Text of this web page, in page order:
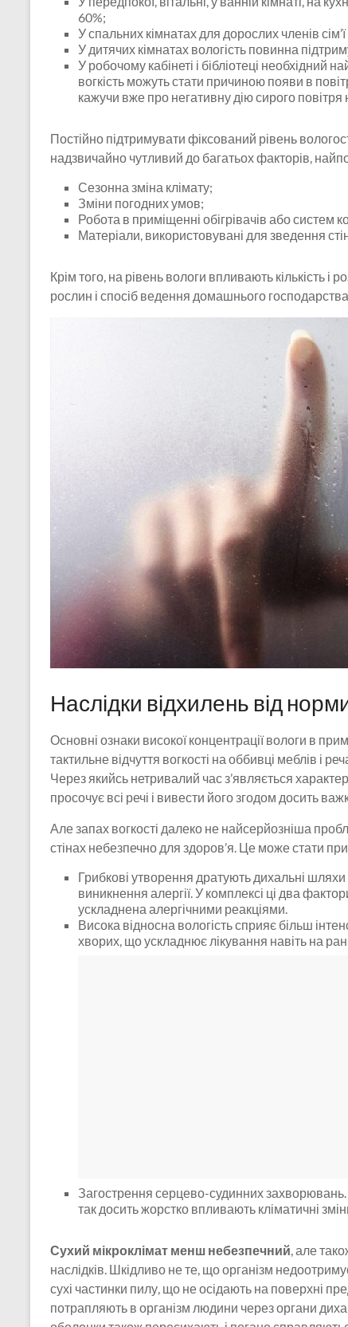
60%;
У спальних кімнатах для дорослих членів
У дитячих кімнатах вологість повинна
У робочому кабінеті і бібліотеці необхідний
вогкість можуть стати причиною появи в
кажучи вже про негативну дію сирого повітря
Постійно підтримувати фіксований рівень
надзвичайно чутливий до багатьох факторів,
Сезонна зміна клімату;
Зміни погодних умов;
Робота в приміщенні обігрівачів або систем
Матеріали, використовувані для зведення
Крім того, на рівень вологи впливають кількість і
рослин і спосіб ведення домашнього
Наслідки відхилень від
Основні ознаки високої концентрації вологи в
тактильне відчуття вогкості на оббивці меблів і
Через якийсь нетривалий час з’являється
просочує всі речі і вивести його згодом досить
Але запах вогкості далеко не найсерйозніша
стінах небезпечно для здоров’я. Це може стати
Грибкові утворення дратують дихальні
виникнення алергії. У комплексі ці два
ускладнена алергічними реакціями.
Висока відносна вологість сприяє більш
хворих, що ускладнює лікування навіть на
Загострення серцево-судинних захворювань.
так досить жорстко впливають кліматичні
Сухий мікроклімат менш небезпечний, але
наслідків. Шкідливо не те, що організм
сухі частинки пилу, що не осідають на поверхні
потрапляють в організм людини через органи